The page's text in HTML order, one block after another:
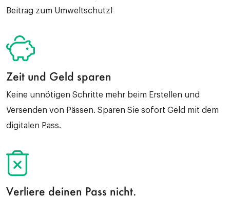
Beitrag zum Umweltschutz!
Zeit und Geld sparen
Keine unnötigen Schritte mehr beim Erstellen und
Versenden von Pässen. Sparen Sie sofort Geld mit dem
digitalen Pass.
Verliere deinen Pass nicht.